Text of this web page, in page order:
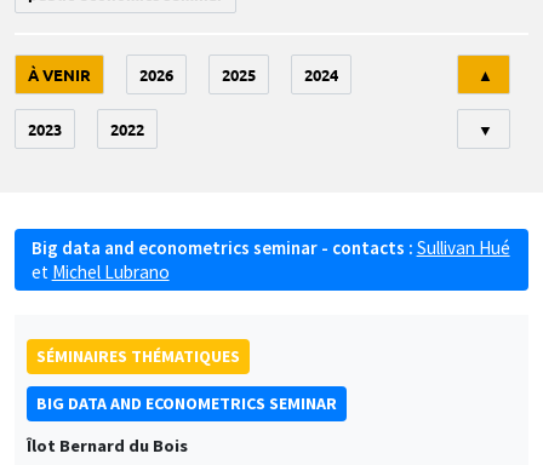
À VENIR 2026 2025 2024
2023 2022
▲
▼
Big data and econometrics seminar - contacts : Sullivan Hué
et Michel Lubrano
SÉMINAIRES THÉMATIQUES
BIG DATA AND ECONOMETRICS SEMINAR
Îlot Bernard du Bois